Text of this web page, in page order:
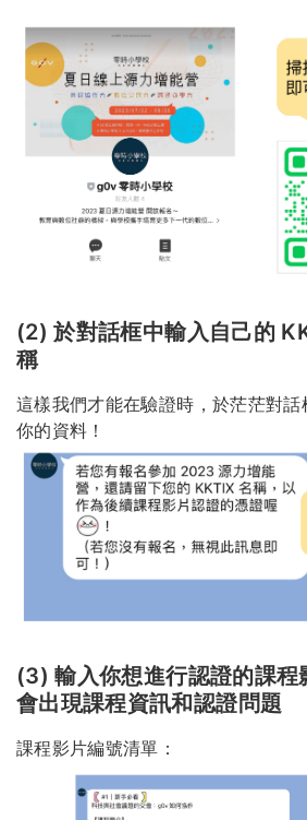
(2) 於對話框中輸入自己的
稱
這樣我們才能在驗證時，於茫茫對話
你的資料！
(3) 輸入你想進行認證的課程
會出現課程資訊和認證問題
課程影片編號清單：